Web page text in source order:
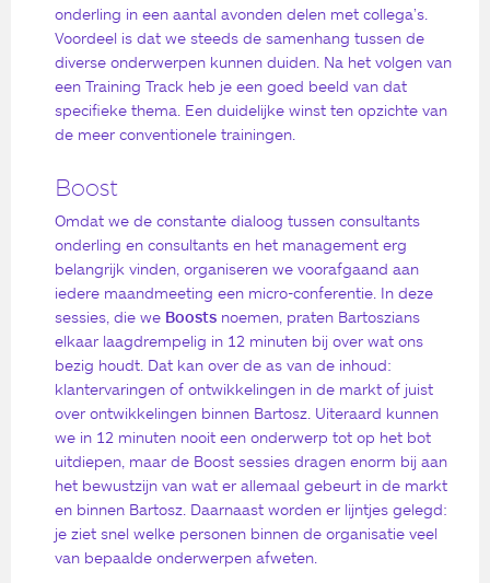
onderling in een aantal avonden delen met collega’s.
Voordeel is dat we steeds de samenhang tussen de
diverse onderwerpen kunnen duiden. Na het volgen van
een Training Track heb je een goed beeld van dat
specifieke thema. Een duidelijke winst ten opzichte van
de meer conventionele trainingen.
Boost
Omdat we de constante dialoog tussen consultants
onderling en consultants en het management erg
belangrijk vinden, organiseren we voorafgaand aan
iedere maandmeeting een micro-conferentie. In deze
sessies, die we Boosts noemen, praten Bartoszians
elkaar laagdrempelig in 12 minuten bij over wat ons
bezig houdt. Dat kan over de as van de inhoud:
klantervaringen of ontwikkelingen in de markt of juist
over ontwikkelingen binnen Bartosz. Uiteraard kunnen
we in 12 minuten nooit een onderwerp tot op het bot
uitdiepen, maar de Boost sessies dragen enorm bij aan
het bewustzijn van wat er allemaal gebeurt in de markt
en binnen Bartosz. Daarnaast worden er lijntjes gelegd:
je ziet snel welke personen binnen de organisatie veel
van bepaalde onderwerpen afweten.